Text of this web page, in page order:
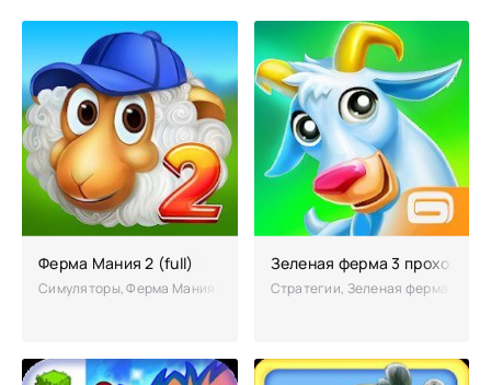
Ферма Мания 2 (full)
Симуляторы, Ферма Мания 2 – увлекательное приложение, в
Зеленая ферма 3
Стратегии, Зеленая ферма 3 – и